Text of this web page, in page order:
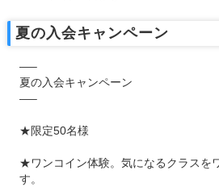
夏の入会キャンペーン
—–
夏の入会キャンペーン
—–
★限定50名様
★ワンコイン体験。気になるクラスを
す。